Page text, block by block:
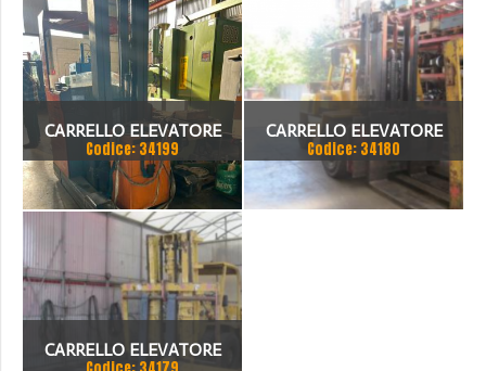
CARRELLO ELEVATORE
POZZI ELETTRICO
Codice: 34199
CARRELLO ELEVATORE
LUGLI 100
Codice: 34180
CARRELLO ELEVATORE